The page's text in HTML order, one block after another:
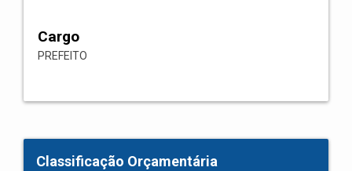
Cargo
PREFEITO
Classificação Orçamentária